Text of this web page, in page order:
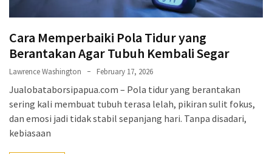
Cara Memperbaiki Pola Tidur yang
Berantakan Agar Tubuh Kembali Segar
Lawrence Washington February 17, 2026
Jualobataborsipapua.com – Pola tidur yang berantakan
sering kali membuat tubuh terasa lelah, pikiran sulit fokus,
dan emosi jadi tidak stabil sepanjang hari. Tanpa disadari,
kebiasaan